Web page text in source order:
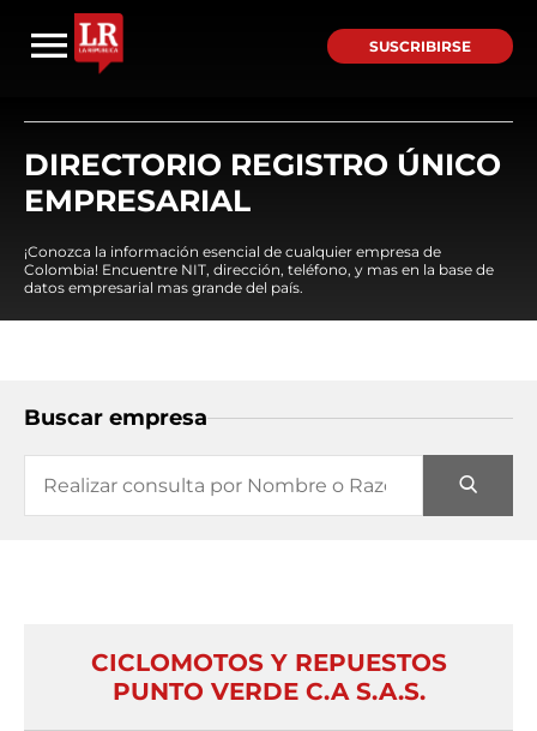
SUSCRIBIRSE
DIRECTORIO REGISTRO ÚNICO
EMPRESARIAL
¡Conozca la información esencial de cualquier empresa de
Colombia! Encuentre NIT, dirección, teléfono, y mas en la base de
datos empresarial mas grande del país.
Buscar empresa
CICLOMOTOS Y REPUESTOS
PUNTO VERDE C.A S.A.S.